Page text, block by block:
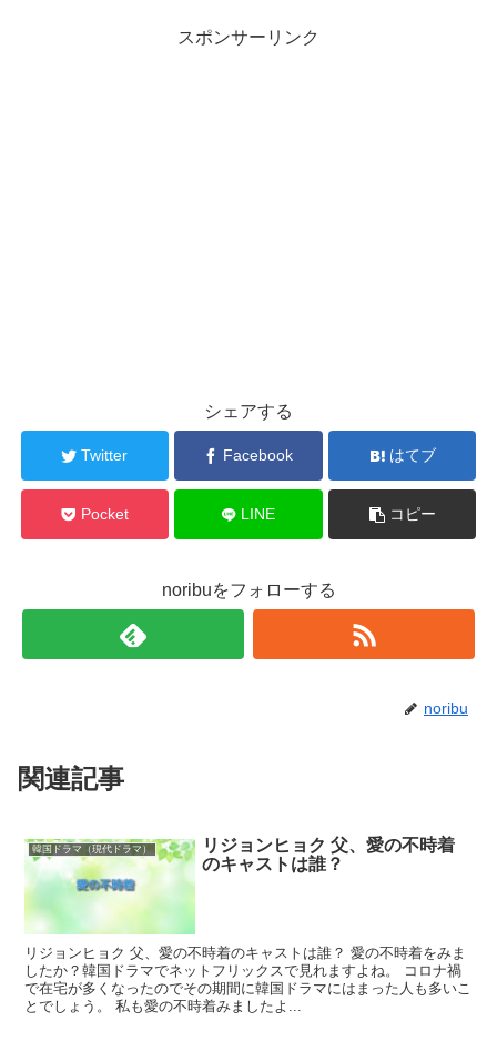
スポンサーリンク
シェアする
Twitter Facebook はてブ
Pocket LINE コピー
noribuをフォローする
noribu
関連記事
韓国ドラマ（現代ドラマ）
リジョンヒョク 父、愛の不時着
のキャストは誰？
リジョンヒョク 父、愛の不時着のキャストは誰？ 愛の不時着をみま
したか？韓国ドラマでネットフリックスで見れますよね。 コロナ禍
で在宅が多くなったのでその期間に韓国ドラマにはまった人も多いこ
とでしょう。 私も愛の不時着みましたよ...